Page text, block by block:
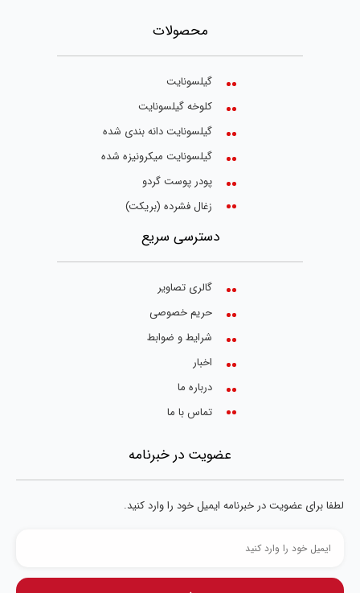
محصولات
گیلسونایت
کلوخه گیلسونایت
گیلسونایت دانه بندی شده
گیلسونایت میکرونیزه شده
پودر پوست گردو
زغال فشرده (بریکت)
دسترسی سریع
گالری تصاویر
حریم خصوصی
شرایط و ضوابط
اخبار
درباره ما
تماس با ما
عضویت در خبرنامه
لطفا برای عضویت در خبرنامه ایمیل خود را وارد کنید.